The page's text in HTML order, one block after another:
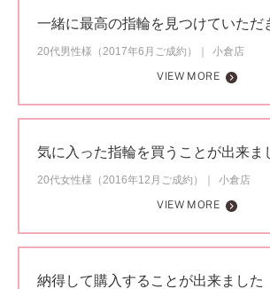
一緒に最高の指輪を見つけていただ
20代男性様（2017年6月ご成約）
小倉店
VIEW MORE
気に入った指輪を買うことが出来ま
20代女性様（2016年12月ご成約）
小倉店
VIEW MORE
納得して購入することが出来ました